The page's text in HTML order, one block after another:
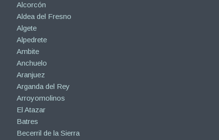
Alcorcón
Aldea del Fresno
Algete
Alpedrete
Ambite
Anchuelo
Aranjuez
Arganda del Rey
Arroyomolinos
El Atazar
Batres
Becerril de la Sierra